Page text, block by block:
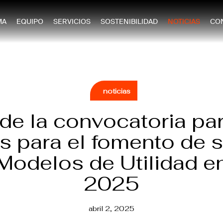
EQUIPO SERVICIOS SOSTENIBILIDAD NOTICIAS
noticias
la convocatoria
para el fomento de
de Utilidad
2025
abril 2, 2025